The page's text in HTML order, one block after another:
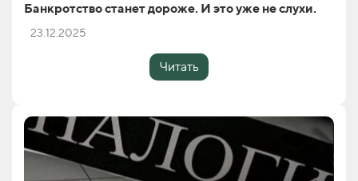
Банкротство станет дороже. И это уже не слухи.
23.12.2025
Читать